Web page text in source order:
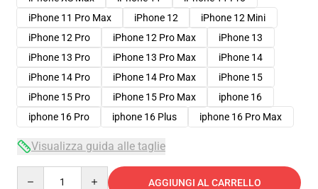
iPhone 11 Pro Max
iPhone 12
iPhone 12 Mini
iPhone 12 Pro
iPhone 12 Pro Max
iPhone 13
iPhone 13 Pro
iPhone 13 Pro Max
iPhone 14
iPhone 14 Pro
iPhone 14 Pro Max
iPhone 15
iPhone 15 Pro
iPhone 15 Pro Max
iphone 16
iphone 16 Pro
iphone 16 Plus iphone 16 Pro Max
Visualizza guida alle taglie
AGGIUNGI AL CARRELLO